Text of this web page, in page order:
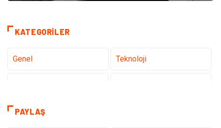
KATEGORILER
Genel Teknoloji
Eğitim
PAYLAŞ